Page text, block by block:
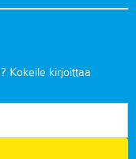
Kokeile kirjoittaa